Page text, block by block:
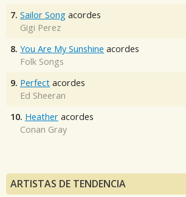
7. Sailor Song acordes
Gigi Perez
8. You Are My Sunshine acordes
Folk Songs
9. Perfect acordes
Ed Sheeran
10. Heather acordes
Conan Gray
ARTISTAS DE TENDENCIA